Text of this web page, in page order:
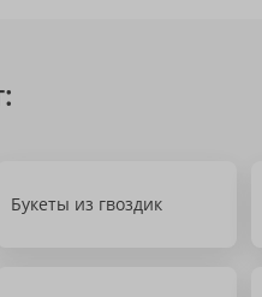
Букеты из гвоздик